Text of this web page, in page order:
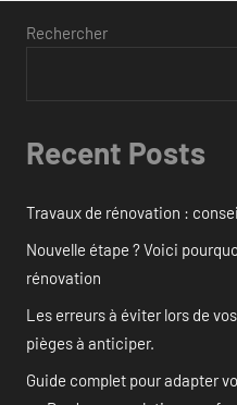
Rechercher
Recent Posts
Travaux de rénovation :
Nouvelle étape ? Voici
rénovation
Les erreurs à éviter lors de
pièges à anticiper.
Guide complet pour adapter